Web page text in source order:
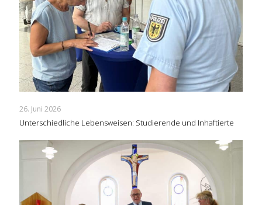
26. Juni 2026
Unterschiedliche Lebensweisen: Studierende und Inhaftierte